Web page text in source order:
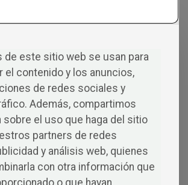
para que nuevos lectores se
por ti y tu obra.
podrán conocer un poco más
detrás de todos esos libros,
humano es crucial para conectar
público.
que acaba de empezar,
escoger las opciones en las que el
control sobre su obra y a dónde
de este sitio web se usan para
el contenido y los anuncios,
de redes sociales y
Además, compartimos
sobre el uso que haga del sitio
partners de redes
y análisis web, quienes
con otra información que
o que hayan